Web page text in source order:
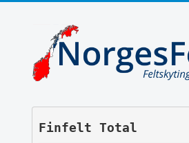
Finfelt Total